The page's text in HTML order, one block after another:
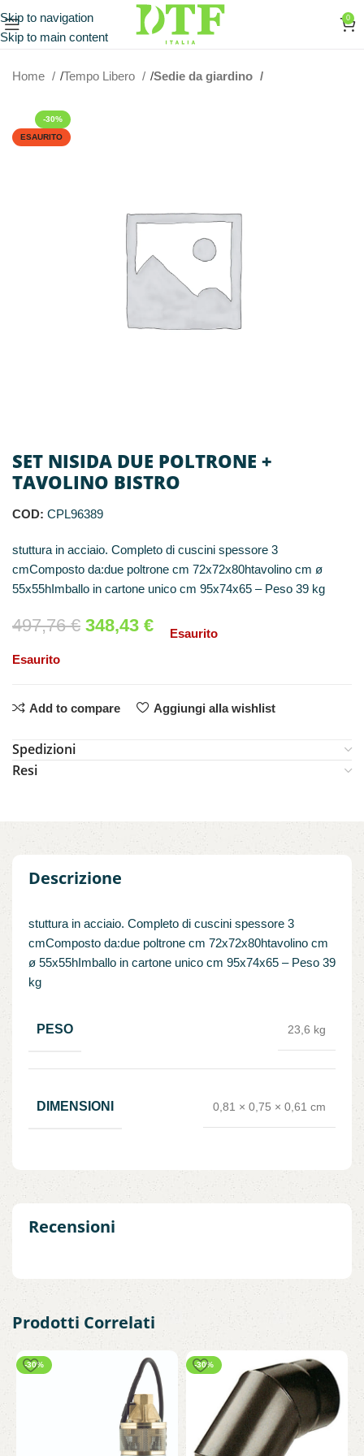
Skip to navigation
Skip to main content
0
Home Tempo Libero Sedie da giardino
-30%
ESAURITO
SET NISIDA DUE POLTRONE +
TAVOLINO BISTRO
COD: CPL96389
stuttura in acciaio. Completo di cuscini spessore 3
cmComposto da:due poltrone cm 72x72x80htavolino cm ø
55x55hImballo in cartone unico cm 95x74x65 – Peso 39 kg
497,76€ 348,43 €
Esaurito
Esaurito
Add to compare Aggiungi alla wishlist
Spedizioni
Resi
Descrizione
stuttura in acciaio. Completo di cuscini spessore 3
cmComposto da:due poltrone cm 72x72x80htavolino cm
ø 55x55hImballo in cartone unico cm 95x74x65 – Peso 39
kg
PESO 23,6 kg
DIMENSIONI 0,81 × 0,75 × 0,61 cm
Recensioni
Prodotti Correlati
-30% -30%